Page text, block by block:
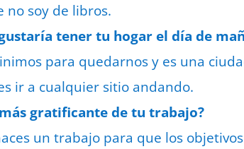
no soy de libros.
tener tu hogar el día de
para quedarnos y es una
ir a cualquier sitio andando.
gratificante de tu trabajo?
un trabajo para que los